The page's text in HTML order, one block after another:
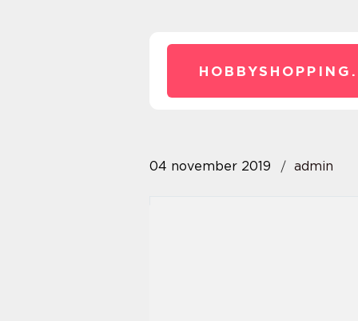
HOBBYSHOPPING.
04 november 2019 admin